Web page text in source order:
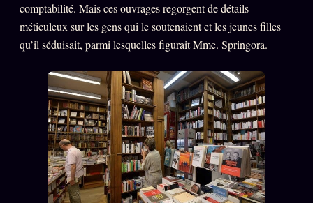
comptabilité. Mais ces ouvrages regorgent de détails
méticuleux sur les gens qui le soutenaient et les jeunes filles
qu’il séduisait, parmi lesquelles figurait Mme. Springora.